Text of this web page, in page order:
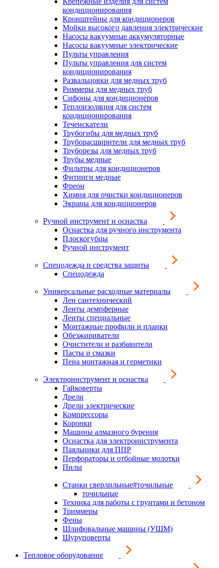
кондиционирования
Кронштейны для кондиционеров
Мойки высокого давления электрические
Насосы вакуумные аккумуляторные
Насосы вакуумные электрические
Пульты управления
Пульты управления для систем
кондиционирования
Развальцовки для медных труб
Риммеры для медных труб
Сифоны для кондиционеров
Теплоизоляция для систем
кондиционирования
Течеискатели
Трубогибы для медных труб
Труборасширители для медных труб
Труборезы для медных труб
Трубы медные
Фильтры для кондиционеров
Фитинги медные
Фреон
Химия для очистки кондиционеров
Экраны для кондиционеров
Ручной инструмент и оснастка
Оснастка для ручного инструмента
Плоскогубцы
Ручной инструмент
Спецодежда и средства защиты
Спецодежда
Универсальные расходные материалы
Лен сантехнический
Ленты демпферные
Ленты специальные
Монтажные профили и планки
Обезжириватели
Очистители и разбавители
Пасты и смазки
Пена монтажная и герметики
Электроинструмент и оснастка
Гайковерты
Дрели
Дрели электрические
Компрессоры
Коронки
Машины алмазного бурения
Оснастка для электроинструмента
Паяльники для ППР
Перфораторы и отбойные молотки
Пилы
Станки сверлильные#точильные
точильные
Техника для работы с грунтами и бетоном
Триммеры
Фены
Шлифовальные машины (УШМ)
Шуруповерты
Тепловое оборудование